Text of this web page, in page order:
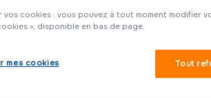
vos cookies : vous pouvez à tout moment modifier
», disponible en bas de page.
Tout
mes cookies